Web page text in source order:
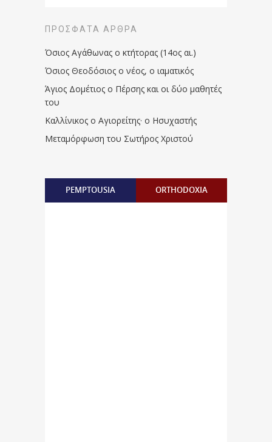
ΠΡΌΣΦΑΤΑ ΆΡΘΡΑ
Όσιος Αγάθωνας ο κτήτορας (14ος αι.)
Όσιος Θεοδόσιος ο νέος, ο ιαματικός
Άγιος Δομέτιος ο Πέρσης και οι δύο μαθητές
του
Καλλίνικος ο Αγιορείτης · ο Ησυχαστής
Μεταμόρφωση του Σωτήρος Χριστού
PEMPTOUSIA ORTHODOXIA